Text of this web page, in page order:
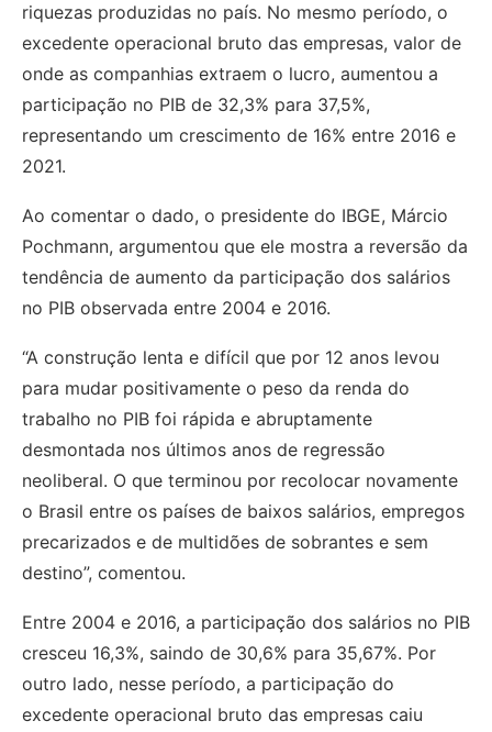
riquezas produzidas no país. No mesmo período, o
excedente operacional bruto das empresas, valor de
onde as companhias extraem o lucro, aumentou a
participação no PIB de 32,3% para 37,5%,
representando um crescimento de 16% entre 2016 e
2021.
Ao comentar o dado, o presidente do IBGE, Márcio
Pochmann, argumentou que ele mostra a reversão da
tendência de aumento da participação dos salários
no PIB observada entre 2004 e 2016.
“A construção lenta e difícil que por 12 anos levou
para mudar positivamente o peso da renda do
trabalho no PIB foi rápida e abruptamente
desmontada nos últimos anos de regressão
neoliberal. O que terminou por recolocar novamente
o Brasil entre os países de baixos salários, empregos
precarizados e de multidões de sobrantes e sem
destino”, comentou.
Entre 2004 e 2016, a participação dos salários no PIB
cresceu 16,3%, saindo de 30,6% para 35,67%. Por
outro lado, nesse período, a participação do
excedente operacional bruto das empresas caiu